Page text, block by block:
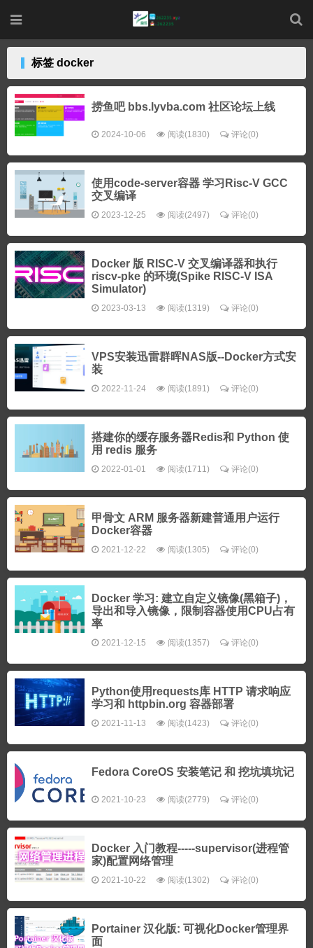
标签 docker
捞鱼吧 bbs.lyvba.com 社区论坛上线
2024-10-06 阅读(1830) 评论(0)
使用code-server容器 学习Risc-V GCC
交叉编译
2023-12-25 阅读(2497) 评论(0)
Docker 版 RISC-V 交叉编译器和执行
riscv-pke 的环境(Spike RISC-V ISA
Simulator)
2023-03-13 阅读(1319) 评论(0)
VPS安装迅雷群晖NAS版--Docker方式安
装
2022-11-24 阅读(1891) 评论(0)
搭建你的缓存服务器Redis和 Python 使
用 redis 服务
2022-01-01 阅读(1711) 评论(0)
甲骨文 ARM 服务器新建普通用户运行
Docker容器
2021-12-22 阅读(1305) 评论(0)
Docker 学习: 建立自定义镜像(黑箱子)，
导出和导入镜像，限制容器使用CPU占有
率
2021-12-15 阅读(1357) 评论(0)
Python使用requests库 HTTP 请求响应
学习和 httpbin.org 容器部署
2021-11-13 阅读(1423) 评论(0)
Fedora CoreOS 安装笔记 和 挖坑填坑记
2021-10-23 阅读(2779) 评论(0)
Docker 入门教程-----supervisor(进程管
家)配置网络管理
2021-10-22 阅读(1302) 评论(0)
Portainer 汉化版: 可视化Docker管理界
面